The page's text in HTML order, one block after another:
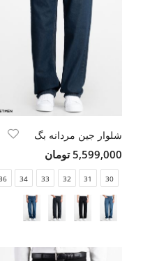
شلوار جین مردانه بگ
5,599,000 تومان
30
31
32
33
34